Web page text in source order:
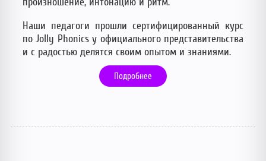
Наши педагоги прошли сертифицированный курс
по Jolly Phonics у официального представительства
и с радостью делятся своим опытом и знаниями.
Подробнее